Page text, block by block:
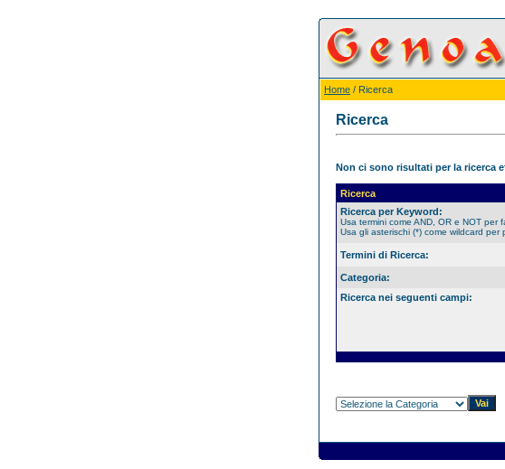
Home / Ricerca
Ricerca
Non ci sono risultati per la ricerca
Ricerca
Ricerca per Keyword:
Usa termini come AND, OR e NOT per
Usa gli asterischi (*) come wildcard per
Termini di Ricerca:
Categoria:
Ricerca nei seguenti campi: